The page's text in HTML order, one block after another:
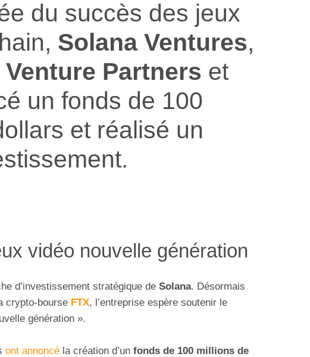
du succès des jeux
Solana Ventures,
Partners et
un fonds de 100
et réalisé un
vidéo nouvelle génération
d’investissement stratégique de Solana. Désormais
crypto-bourse FTX, l’entreprise espère soutenir le
génération ».
ont annoncé la création d’un fonds de 100 millions de